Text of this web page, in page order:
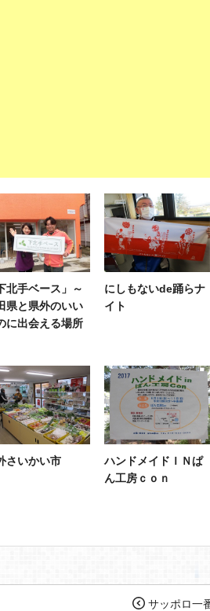
北手ベース」～
県と県外のいい
に出会える場所
にしもないde踊らナ
イト
さいかい市
ハンドメイドＩＮぱ
ん工房ｃｏｎ
サッポロ一